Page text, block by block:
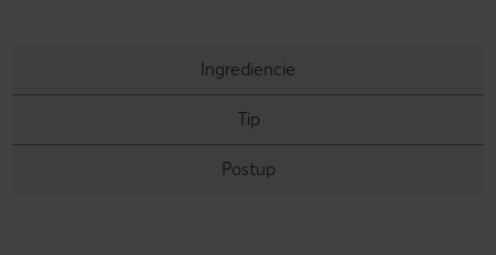
Ingrediencie
Tip
Postup